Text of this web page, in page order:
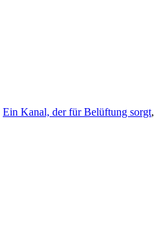
Ein Kanal, der für Belüftung sorgt,